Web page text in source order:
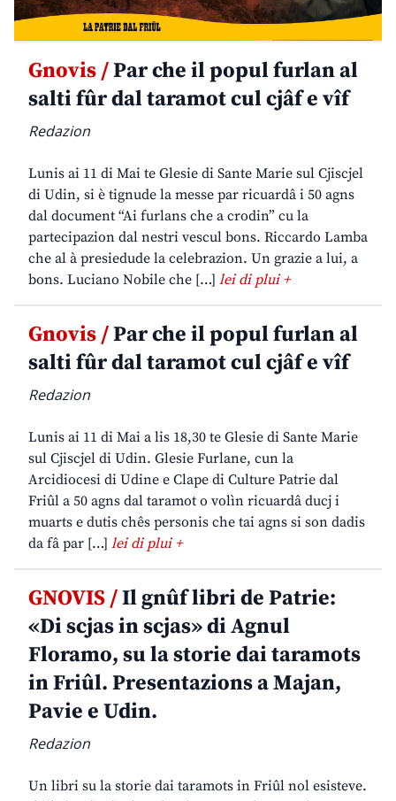
Gnovis /Par che il popul furlan al
salti fûr dal taramot cul cjâf e vîf
Redazion
Lunis ai 11 di Mai te Glesie di Sante Marie sul Cjiscjel
di Udin, si è tignude la messe par ricuardâ i 50 agns
dal document “Ai furlans che a crodin” cu la
partecipazion dal nestri vescul bons. Riccardo Lamba
che al à presiedude la celebrazion. Un grazie a lui, a
bons. Luciano Nobile che […] lei di plui +
Gnovis /Par che il popul furlan al
salti fûr dal taramot cul cjâf e vîf
Redazion
Lunis ai 11 di Mai a lis 18,30 te Glesie di Sante Marie
sul Cjiscjel di Udin. Glesie Furlane, cun la
Arcidiocesi di Udine e Clape di Culture Patrie dal
Friûl a 50 agns dal taramot o volìn ricuardâ ducj i
muarts e dutis chês personis che tai agns si son dadis
da fâ par […] lei di plui +
GNOVIS /Il gnûf libri de Patrie:
«Di scjas in scjas» di Agnul
Floramo, su la storie dai taramots
in Friûl. Presentazions a Majan,
Pavie e Udin.
Redazion
Un libri su la storie dai taramots in Friûl nol esisteve.